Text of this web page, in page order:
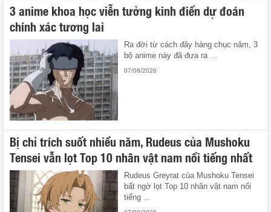
3 anime khoa học viễn tưởng kinh điển dự đoán
chính xác tương lai
Ra đời từ cách đây hàng chục năm, 3
bộ anime này đã đưa ra ...
07/08/2026
Bị chỉ trích suốt nhiều năm, Rudeus của Mushoku
Tensei vẫn lọt Top 10 nhân vật nam nổi tiếng nhất
Rudeus Greyrat của Mushoku Tensei
bất ngờ lọt Top 10 nhân vật nam nổi
tiếng ...